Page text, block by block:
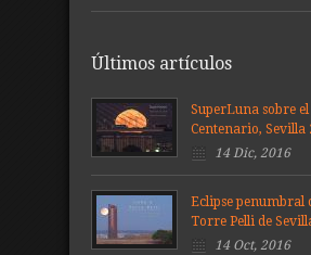
Últimos artículos
SuperLuna sobre
Centenario, Sevilla
14 Dic, 2016
Eclipse penumbral
Torre Pelli de
14 Oct, 2016